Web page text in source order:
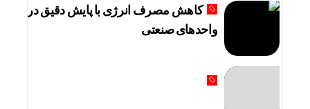
کاهش مصرف انرژی با پایش دقیق در
واحدهای صنعتی